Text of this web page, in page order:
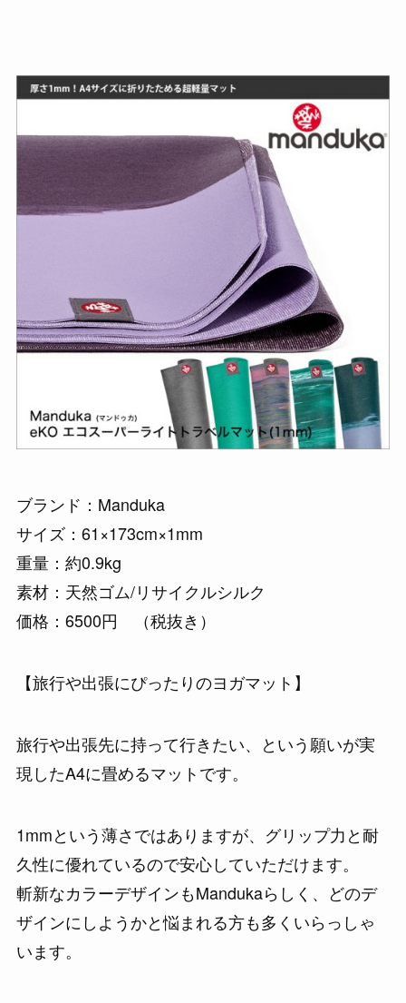
ブランド：Manduka
サイズ：61×173cm×1mm
重量：約0.9kg
素材：天然ゴム/リサイクルシルク
価格：6500円 （税抜き）
【旅行や出張にぴったりのヨガマット】
旅行や出張先に持って行きたい、という願いが実
現したA4に畳めるマットです。
1mmという薄さではありますが、グリップ力と耐
久性に優れているので安心していただけます。
斬新なカラーデザインもMandukaらしく、どのデ
ザインにしようかと悩まれる方も多くいらっしゃ
います。